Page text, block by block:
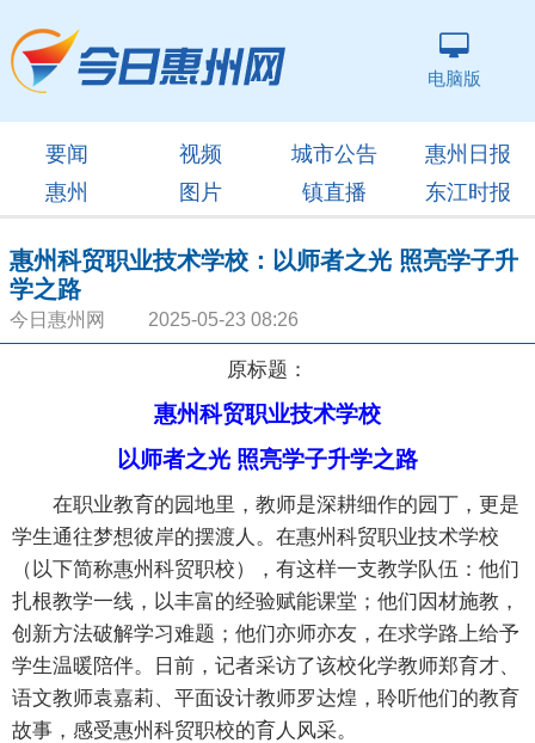
电脑版
要闻 视频 城市公告
惠州日报
惠州
图片 镇直播 东江时报
惠州科贸职业技术学校：以师者之光 照亮学子升
学之路
今日惠州网 2025-05-23 08:26
原标题：
惠州科贸职业技术学校
以师者之光 照亮学子升学之路
在职业教育的园地里，教师是深耕细作的园丁，更是
学生通往梦想彼岸的摆渡人。在惠州科贸职业技术学校
（以下简称惠州科贸职校），有这样一支教学队伍：他们
扎根教学一线，以丰富的经验赋能课堂；他们因材施教，
创新方法破解学习难题；他们亦师亦友，在求学路上给予
学生温暖陪伴。日前，记者采访了该校化学教师郑育才、
语文教师袁嘉莉、平面设计教师罗达煌，聆听他们的教育
故事，感受惠州科贸职校的育人风采。